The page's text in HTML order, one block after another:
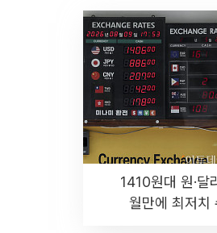
1410원대 원·달